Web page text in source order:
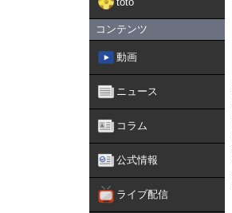
コンテンツ
動画
ニュース
コラム
公式情報
ライブ配信